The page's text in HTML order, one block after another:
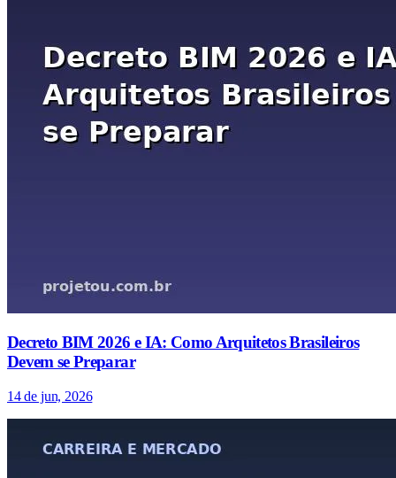
Decreto BIM 2026 e IA: Como Arquitetos Brasileiros
Devem se Preparar
14 de jun, 2026